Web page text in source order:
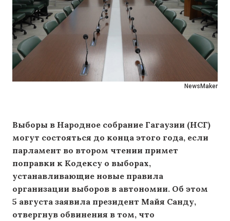
NewsMaker
Выборы в Народное собрание Гагаузии (НСГ)
могут состояться до конца этого года, если
парламент во втором чтении примет
поправки к Кодексу о выборах,
устанавливающие новые правила
организации выборов в автономии. Об этом
5 августа заявила президент Майя Санду,
отвергнув обвинения в том, что